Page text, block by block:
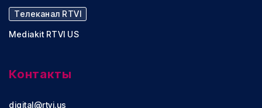
Телеканал RTVI
Mediakit RTVI US
Контакты
digital@rtvi.us